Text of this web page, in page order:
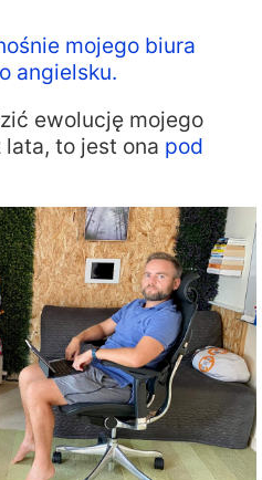
mojego biura
angielsku.
ewolucję mojego
to jest ona pod